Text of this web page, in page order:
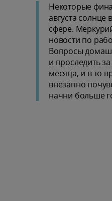
Некоторые
августа
сфере.
новости по
Вопросы
и проследить
месяца, и в то
внезапно
начни больше